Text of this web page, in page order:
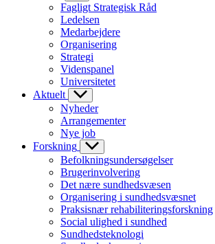
Fagligt Strategisk Råd
Ledelsen
Medarbejdere
Organisering
Strategi
Videnspanel
Universitetet
Aktuelt
Nyheder
Arrangementer
Nye job
Forskning
Befolkningsundersøgelser
Brugerinvolvering
Det nære sundhedsvæsen
Organisering i sundhedsvæsnet
Praksisnær rehabiliteringsforskning
Social ulighed i sundhed
Sundhedsteknologi